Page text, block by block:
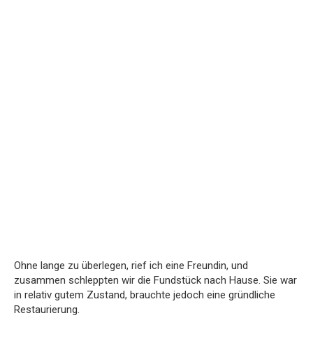
Ohne lange zu überlegen, rief ich eine Freundin, und
zusammen schleppten wir die Fundstück nach Hause. Sie war
in relativ gutem Zustand, brauchte jedoch eine gründliche
Restaurierung.